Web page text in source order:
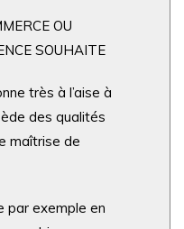
OU
SOUHAITE
très à l’aise à
des qualités
maîtrise de
par exemple en